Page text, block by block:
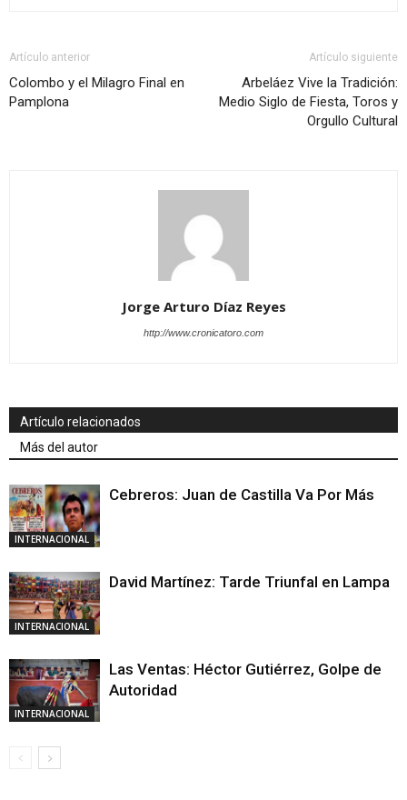
Artículo anterior
Colombo y el Milagro Final en
Pamplona
Artículo siguiente
Arbeláez Vive la Tradición:
Medio Siglo de Fiesta, Toros y
Orgullo Cultural
Jorge Arturo Díaz Reyes
http://www.cronicatoro.com
Artículo relacionados
Más del autor
INTERNACIONAL
Cebreros: Juan de Castilla Va Por Más
INTERNACIONAL
David Martínez: Tarde Triunfal en Lampa
INTERNACIONAL
Las Ventas: Héctor Gutiérrez, Golpe de
Autoridad